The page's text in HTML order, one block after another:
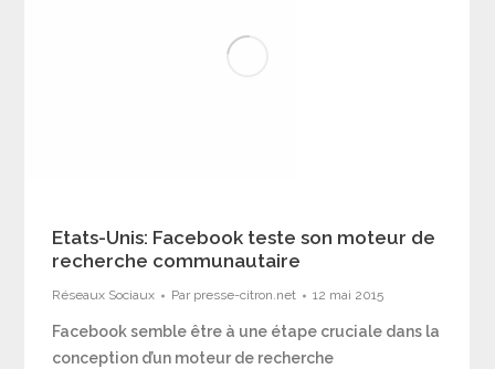
Etats-Unis: Facebook teste son moteur de
recherche communautaire
Réseaux Sociaux Par presse-citron.net 12 mai 2015
Facebook semble être à une étape cruciale dans la
conception d’un moteur de recherche